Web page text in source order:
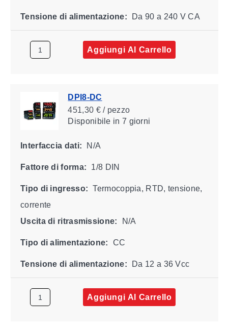
Tensione di alimentazione: Da 90 a 240 V CA
Aggiungi Al Carrello
DPI8-DC
451,30 € / pezzo
Disponibile in 7 giorni
Interfaccia dati: N/A
Fattore di forma: 1/8 DIN
Tipo di ingresso: Termocoppia, RTD, tensione,
corrente
Uscita di ritrasmissione:
N/A
Tipo di alimentazione: CC
Tensione di alimentazione: Da 12 a 36 Vcc
Aggiungi Al Carrello